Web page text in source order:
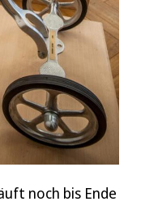
noch bis Ende